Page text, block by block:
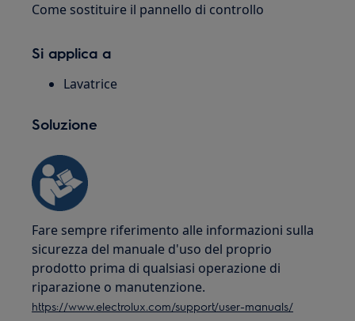
Come sostituire il pannello di controllo
Si applica a
Lavatrice
Soluzione
Fare sempre riferimento alle informazioni sulla
sicurezza del manuale d'uso del proprio
prodotto prima di qualsiasi operazione di
riparazione o manutenzione.
https://www.electrolux.com/support/user-manuals/